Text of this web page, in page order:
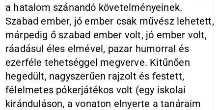
a hatalom szánandó követelményeinek.
Szabad ember, jó ember csak művész lehetett,
márpedig ő szabad ember volt, jó ember volt,
ráadásul éles elmével, pazar humorral és
ezerféle tehetséggel megverve. Kitűnően
hegedült, nagyszerűen rajzolt és festett,
félelmetes pókerjátékos volt (egy iskolai
kiránduláson, a vonaton elnyerte a tanáraim